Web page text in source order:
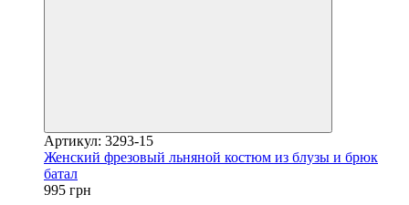
Артикул: 3293-15
Женский фрезовый льняной костюм из блузы и брюк
батал
995 грн